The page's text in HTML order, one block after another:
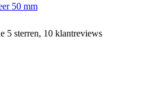
50 mm
5 sterren, 10 klantreviews